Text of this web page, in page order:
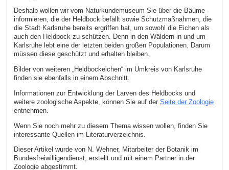
Deshalb wollen wir vom Naturkundemuseum Sie über die Bäume
informieren, die der Heldbock befällt sowie Schutzmaßnahmen, die
die Stadt Karlsruhe bereits ergriffen hat, um sowohl die Eichen als
auch den Heldbock zu schützen. Denn in den Wäldern in und um
Karlsruhe lebt eine der letzten beiden großen Populationen. Darum
müssen diese geschützt und erhalten bleiben.
Bilder von weiteren „Heldbockeichen“ im Umkreis von Karlsruhe
finden sie ebenfalls in einem Abschnitt.
Informationen zur Entwicklung der Larven des Heldbocks und
weitere zoologische Aspekte, können Sie auf der Seite der Zoologie
entnehmen.
Wenn Sie noch mehr zu diesem Thema wissen wollen, finden Sie
interessante Quellen im Literaturverzeichnis.
Dieser Artikel wurde von N. Wehner, Mitarbeiter der Botanik im
Bundesfreiwilligendienst, erstellt und mit einem Partner in der
Zoologie abgestimmt.